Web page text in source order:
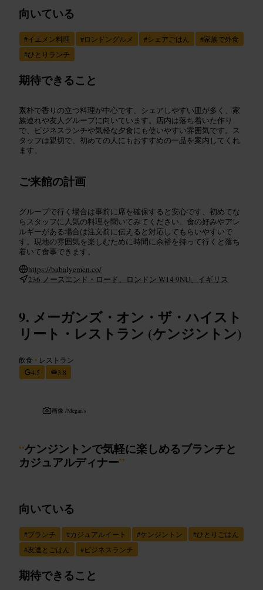
向いている
#イエメン料理 #ロンドングルメ #シェアごはん #家族で外食
#ひとりランチ
期待できること
素朴で香りの立つ料理が中心です、シェアしやすい皿が多く、家
族連れや友人グループに向いています。店内は落ち着いた作り
で、ビジネスランチや気軽な夕食にも使いやすい雰囲気です。ス
タッフは親切で、初めての人にもおすすめの一品を案内してくれ
ます。
ご来館の計画
グループで行く場合は事前に席を確保すると安心です、初めてな
らスタッフに人気の料理を聞いてみてください。食の好みやアレ
ルギーがある場合は注文前に伝えると対応してもらいやすいで
す。現地の雰囲気を楽しむために時間に余裕を持って行くと落ち
着いて食事できます。
https://babalyemen.co/
236 ノースエンド・ロード、ロンドン W14 9NU、イギリス
メーガンズ・オン・ザ・ハイスト
リート・レストラン (ケンジントン)
飲食 • レストラン
4.5
3.8
画像 /Megan's
“ケンジントンで気軽に楽しめるブランチと
カジュアルディナー”
向いている
#ブランチ #カジュアルイート #ケンジントン #ひとりごはん
#友達とごはん #ビジネスランチ
期待できること